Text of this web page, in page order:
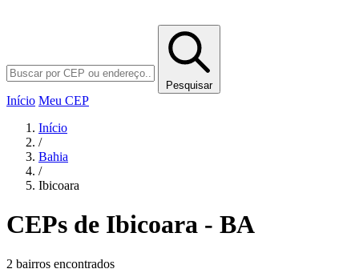
Pesquisar
Início Meu CEP
Início
/
Bahia
/
Ibicoara
CEPs de Ibicoara - BA
2 bairros encontrados